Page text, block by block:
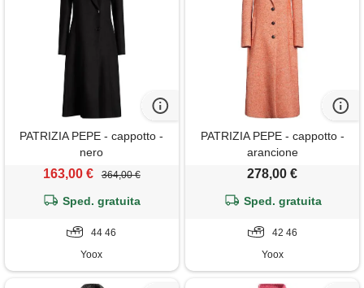
PATRIZIA PEPE - cappotto -
nero
163,00 € 364,00 €
Sped. gratuita
44 46
Yoox
PATRIZIA PEPE - cappotto -
arancione
278,00 €
Sped. gratuita
42 46
Yoox